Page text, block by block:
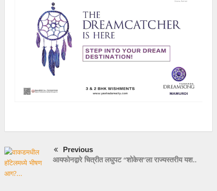
Previous
आयफोनद्वारे चित्रीत लघुपट “शोकेस”ला राज्यस्तरीय यश..